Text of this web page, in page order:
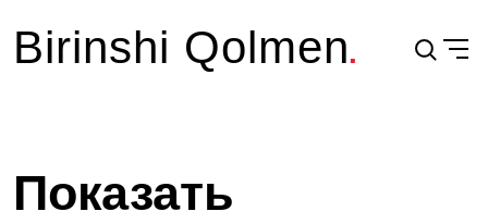
Birinshi Qolmen
Показать